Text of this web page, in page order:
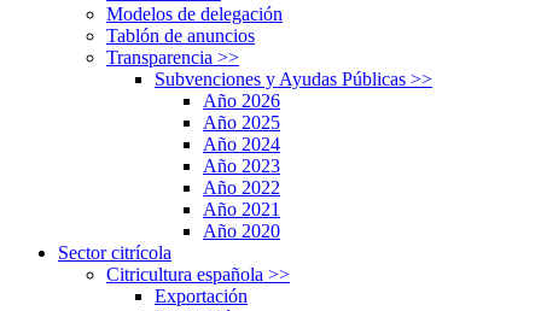
Modelos de delegación
Tablón de anuncios
Transparencia >>
Subvenciones y Ayudas Públicas >>
Año 2026
Año 2025
Año 2024
Año 2023
Año 2022
Año 2021
Año 2020
Sector citrícola
Citricultura española >>
Exportación